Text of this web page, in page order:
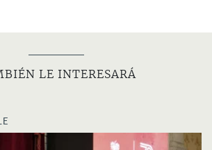
LE INTERESARÁ